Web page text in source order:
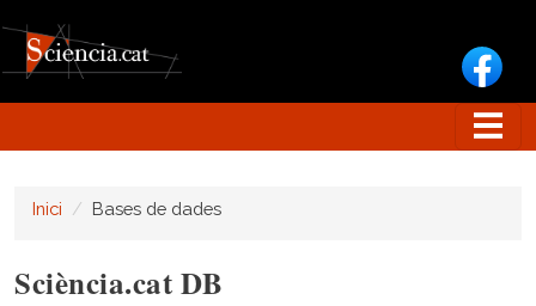
Inici Bases de dades
Sciència.cat DB